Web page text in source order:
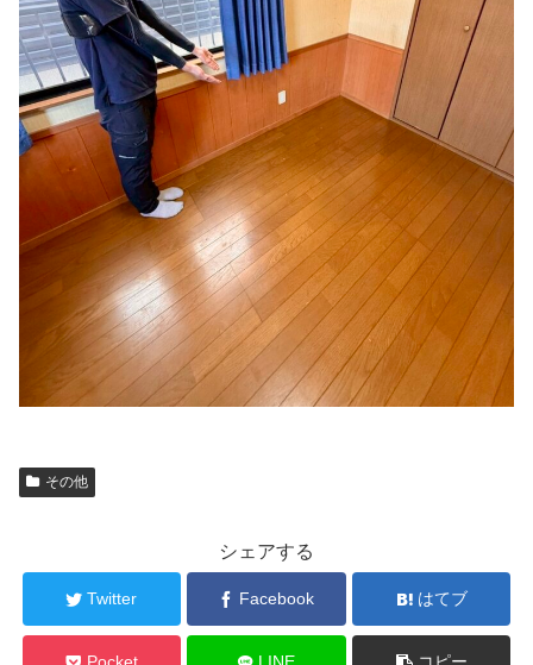
その他
シェアする
Twitter Facebook はてブ